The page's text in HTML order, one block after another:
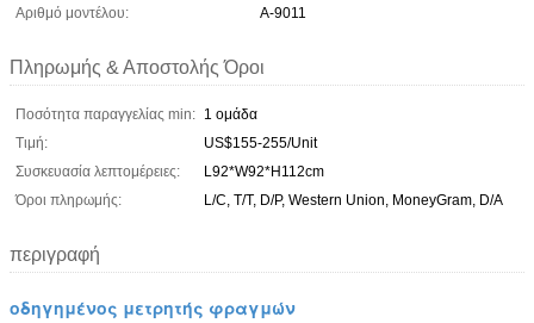
Αριθμό μοντέλου:
Α-9011
Πληρωμής & Αποστολής Όροι
Ποσότητα παραγγελίας min: 1 ομάδα
Τιμή:
US$155-255/Unit
Συσκευασία λεπτομέρειες:
L92*W92*H112cm
Όροι πληρωμής:
L/C, T/T, D/P, Western Union, MoneyGram, D/A
περιγραφή
οδηγημένος μετρητής φραγμών